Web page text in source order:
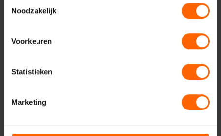
Noodzakelijk
Voorkeuren
Statistieken
Marketing
Uw telefoonnummer*
Geadresseerde